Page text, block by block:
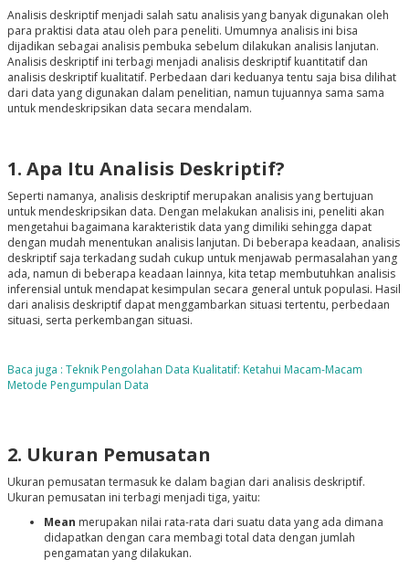
Analisis deskriptif menjadi salah satu analisis yang banyak digunakan oleh
para praktisi data atau oleh para peneliti. Umumnya analisis ini bisa
dijadikan sebagai analisis pembuka sebelum dilakukan analisis lanjutan.
Analisis deskriptif ini terbagi menjadi analisis deskriptif kuantitatif dan
analisis deskriptif kualitatif. Perbedaan dari keduanya tentu saja bisa dilihat
dari data yang digunakan dalam penelitian, namun tujuannya sama sama
untuk mendeskripsikan data secara mendalam.
1. Apa Itu Analisis Deskriptif?
Seperti namanya, analisis deskriptif merupakan analisis yang bertujuan
untuk mendeskripsikan data. Dengan melakukan analisis ini, peneliti akan
mengetahui bagaimana karakteristik data yang dimiliki sehingga dapat
dengan mudah menentukan analisis lanjutan. Di beberapa keadaan, analisis
deskriptif saja terkadang sudah cukup untuk menjawab permasalahan yang
ada, namun di beberapa keadaan lainnya, kita tetap membutuhkan analisis
inferensial untuk mendapat kesimpulan secara general untuk populasi. Hasil
dari analisis deskriptif dapat menggambarkan situasi tertentu, perbedaan
situasi, serta perkembangan situasi.
Baca juga : Teknik Pengolahan Data Kualitatif: Ketahui Macam-Macam
Metode Pengumpulan Data
2. Ukuran Pemusatan
Ukuran pemusatan termasuk ke dalam bagian dari analisis deskriptif.
Ukuran pemusatan ini terbagi menjadi tiga, yaitu:
Mean merupakan nilai rata-rata dari suatu data yang ada dimana
didapatkan dengan cara membagi total data dengan jumlah
pengamatan yang dilakukan.